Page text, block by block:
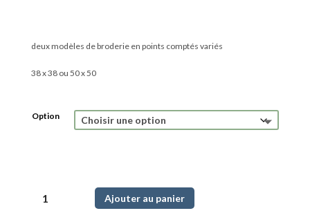
deux modèles de broderie en points comptés variés
38 x 38 ou 50 x 50
Option
Ajouter au panier